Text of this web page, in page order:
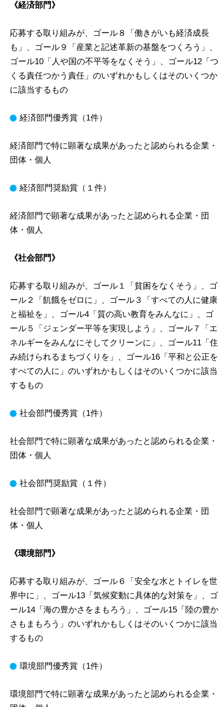
《経済部門》
応募する取り組みが、ゴール８「働きがいも経済成長
も」、ゴール９「産業と記述革新の基盤をつくろう」、
ゴール10「人や国の不平等をなくそう」、ゴール12「つ
くる責任つかう責任」のいずれかもしくはそのいくつか
に該当するもの
経済部門優秀賞（1件）
経済部門で特に顕著な成果があったと認められる企業・
団体・個人
経済部門奨励賞（１件）
経済部門で顕著な成果があったと認められる企業・団
体・個人
《社会部門》
応募する取り組みが、ゴール１「貧困をなくそう」、ゴ
ール２「飢餓をゼロに」、ゴール３「すべての人に健康
と福祉を」、ゴール4「質の高い教育をみんなに」、ゴ
ール５「ジェンダー平等を実現しよう」、ゴール７「エ
ネルギーをみんなにそしてクリーンに」、ゴール11「住
み続けられるまちづくりを」、ゴール16「平和と公正を
すべての人に」のいずれかもしくはそのいくつかに該当
するもの
社会部門優秀賞（1件）
社会部門で特に顕著な成果があったと認められる企業・
団体・個人
社会部門奨励賞（１件）
社会部門で顕著な成果があったと認められる企業・団
体・個人
《環境部門》
応募する取り組みが、ゴール６「安全な水とトイレを世
界中に」、ゴール13「気候変動に具体的な対策を」、ゴ
ール14「海の豊かさをまもろう」、ゴール15「陸の豊か
さもまもろう」のいずれかもしくはそのいくつかに該当
するもの
環境部門優秀賞（1件）
環境部門で特に顕著な成果があったと認められる企業・